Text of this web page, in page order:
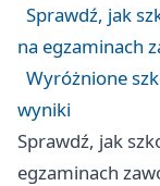
Sprawdź, jak
na egzaminach
Wyróżnione
wyniki
Sprawdź, jak
egzaminach